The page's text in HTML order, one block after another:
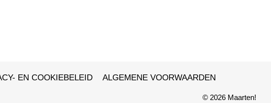
EN COOKIEBELEID ALGEMENE VOORWAARDEN
© 2026 Maarten!